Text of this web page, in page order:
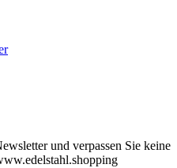
und verpassen Sie keine